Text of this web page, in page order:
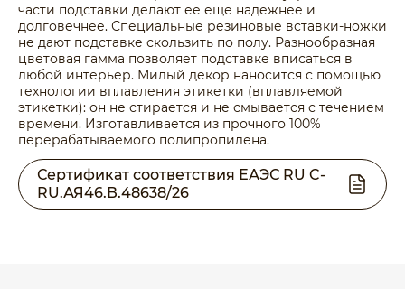
части подставки делают её ещё надёжнее и
долговечнее. Специальные резиновые вставки-ножки
не дают подставке скользить по полу. Разнообразная
цветовая гамма позволяет подставке вписаться в
любой интерьер. Милый декор наносится с помощью
технологии вплавления этикетки (вплавляемой
этикетки): он не стирается и не смывается с течением
времени. Изготавливается из прочного 100%
перерабатываемого полипропилена.
Сертификат соответствия ЕАЭС RU C-
RU.АЯ46.В.48638/26